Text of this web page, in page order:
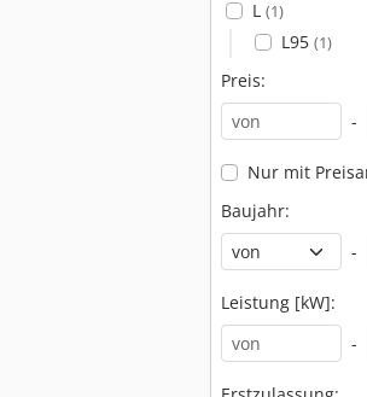
L (1)
L95 (1)
Preis:
-
Nur mit
Baujahr:
-
Leistung [kW]:
-